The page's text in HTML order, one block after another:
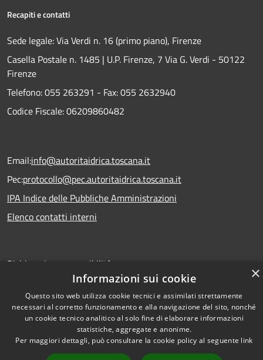
Recapiti e contatti
Sede legale: Via Verdi n. 16 (primo piano), Firenze
Casella Postale n. 1485 | U.P. Firenze, 7 Via G. Verdi - 50122
Firenze
Telefono:055 263291 - Fax:055 2632940
Codice Fiscale: 06209860482
Email:info@autoritaidrica.toscana.it
Pec:protocollo@pec.autoritaidrica.toscana.it
IPA Indice delle Pubbliche Amministrazioni
Elenco contatti interni
Dichiarazione accessibilità
RSS
Accessibilità
Privacy
Copyright © 2026 • Autorità
Idrica Toscana • Powered by
Municipium •
redazione
×
Informazioni sui cookie
Questo sito web utilizza cookie tecnici e assimilati strettamente
necessari al corretto funzionamento e alla navigazione del sito, nonché
un cookie tecnico analitico al solo fine di elaborare informazioni
statistiche, aggregate e anonime.
Per maggiori dettagli, può consultare la cookie policy al seguente link